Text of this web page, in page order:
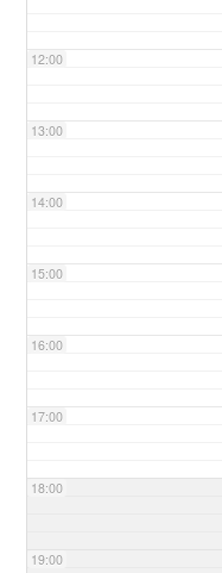
12:00
13:00
14:00
15:00
16:00
17:00
18:00
19:00